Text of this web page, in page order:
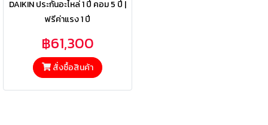
DAIKIN ประกันอะไหล่ 1 ปี คอม 5 ปี |
ฟรีค่าแรง 1 ปี
฿61,300
สั่งซื้อสินค้า